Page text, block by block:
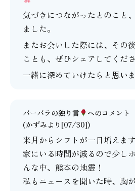
気づきにつながったとのこと
ました。
またお会いした際には、その
ことも、ぜひシェアしてくだ
一緒に深めていけたらと思い
バーバラの独り言
へのコメント
(かずみより[07/30])
来月からシフトが一日増えます
家にいる時間が減るので少し
んな中、熊本の地震！
私もニュースを聞いた時、胸